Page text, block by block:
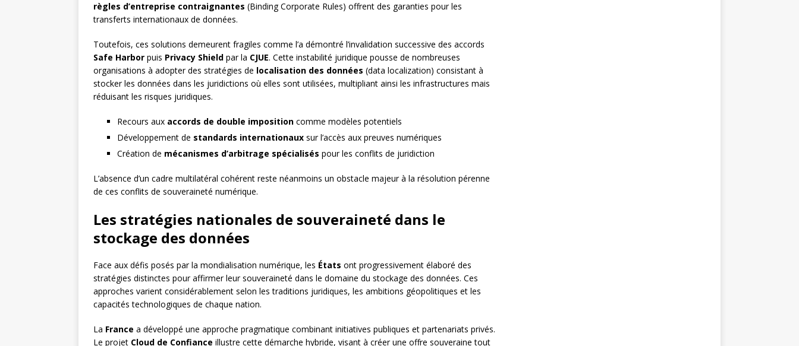
règles d’entreprise contraignantes (Binding Corporate Rules) offrent des garanties pour les
transferts internationaux de données.
Toutefois, ces solutions demeurent fragiles comme l’a démontré l’invalidation successive des accords
Safe Harbor puis Privacy Shield par la CJUE. Cette instabilité juridique pousse de nombreuses
organisations à adopter des stratégies de localisation des données (data localization) consistant à
stocker les données dans les juridictions où elles sont utilisées, multipliant ainsi les infrastructures mais
réduisant les risques juridiques.
Recours aux accords de double imposition comme modèles potentiels
Développement de standards internationaux sur l’accès aux preuves numériques
Création de mécanismes d’arbitrage spécialisés pour les conflits de juridiction
L’absence d’un cadre multilatéral cohérent reste néanmoins un obstacle majeur à la résolution pérenne
de ces conflits de souveraineté numérique.
Les stratégies nationales de souveraineté dans le
stockage des données
Face aux défis posés par la mondialisation numérique, les États ont progressivement élaboré des
stratégies distinctes pour affirmer leur souveraineté dans le domaine du stockage des données. Ces
approches varient considérablement selon les traditions juridiques, les ambitions géopolitiques et les
capacités technologiques de chaque nation.
La France a développé une approche pragmatique combinant initiatives publiques et partenariats privés.
Le projet Cloud de Confiance illustre cette démarche hybride, visant à créer une offre souveraine tout